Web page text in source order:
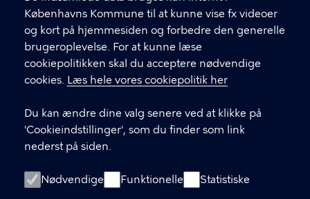
Københavns Kommune til at kunne vise fx videoer
og kort på hjemmesiden og forbedre den generelle
brugeroplevelse. For at kunne læse
cookiepolitikken skal du acceptere nødvendige
cookies. Læs hele vores cookiepolitik her
Du kan ændre dine valg senere ved at klikke på
'Cookieindstillinger', som du finder som link
nederst på siden.
Nødvendige Funktionelle Statistiske
Bystævneparken 20A, 2700 Brønshøj
F19Y@kk.dk
21 99 85 93
LINKS
Følg os på Instagram